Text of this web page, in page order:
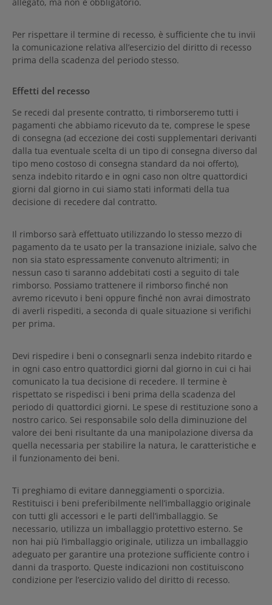
Per rispettare il termine di recesso, è sufficiente che tu invii
la comunicazione relativa all’esercizio del diritto di recesso
prima della scadenza del periodo stesso.
Effetti del recesso
Se recedi dal presente contratto, ti rimborseremo tutti i
pagamenti che abbiamo ricevuto da te, comprese le spese
di consegna (ad eccezione dei costi supplementari derivanti
dalla tua eventuale scelta di un tipo di consegna diverso dal
tipo meno costoso di consegna standard da noi offerto),
senza indebito ritardo e in ogni caso non oltre quattordici
giorni dal giorno in cui siamo stati informati della tua
decisione di recedere dal contratto.
Il rimborso sarà effettuato utilizzando lo stesso mezzo di
pagamento da te usato per la transazione iniziale, salvo che
non sia stato espressamente convenuto altrimenti; in
nessun caso ti saranno addebitati costi a seguito di tale
rimborso. Possiamo trattenere il rimborso finché non
avremo ricevuto i beni oppure finché non avrai dimostrato
di averli rispediti, a seconda di quale situazione si verifichi
per prima.
Devi rispedire i beni o consegnarli senza indebito ritardo e
in ogni caso entro quattordici giorni dal giorno in cui ci hai
comunicato la tua decisione di recedere. Il termine è
rispettato se rispedisci i beni prima della scadenza del
periodo di quattordici giorni. Le spese di restituzione sono a
nostro carico. Sei responsabile solo della diminuzione del
valore dei beni risultante da una manipolazione diversa da
quella necessaria per stabilire la natura, le caratteristiche e
il funzionamento dei beni.
Ti preghiamo di evitare danneggiamenti o sporcizia.
Restituisci i beni preferibilmente nell’imballaggio originale
con tutti gli accessori e le parti dell’imballaggio. Se
necessario, utilizza un imballaggio protettivo esterno. Se
non hai più l’imballaggio originale, utilizza un imballaggio
adeguato per garantire una protezione sufficiente contro i
danni da trasporto. Queste indicazioni non costituiscono
condizione per l’esercizio valido del diritto di recesso.